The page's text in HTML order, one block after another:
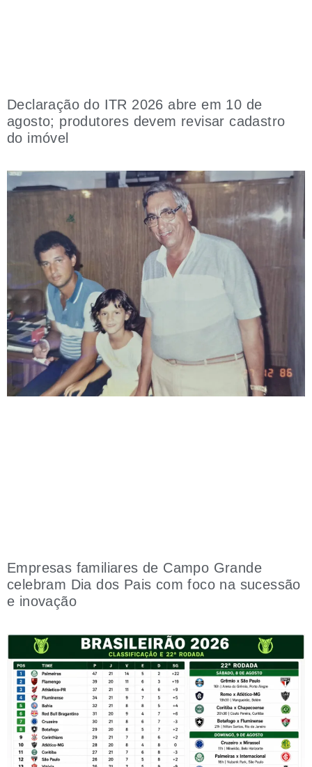
Declaração do ITR 2026 abre em 10 de
agosto; produtores devem revisar cadastro
do imóvel
Empresas familiares de Campo Grande
celebram Dia dos Pais com foco na sucessão
e inovação